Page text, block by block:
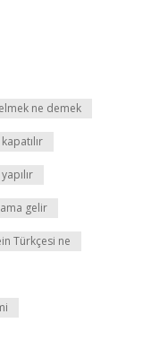
ne demek
gelir
Türkçesi ne